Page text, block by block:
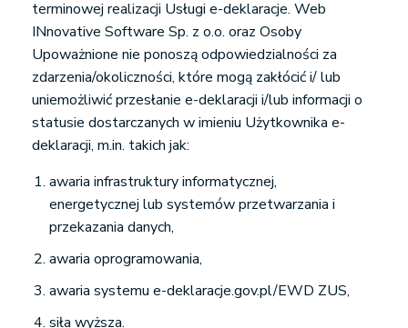
terminowej realizacji Usługi e-deklaracje. Web
INnovative Software Sp. z o.o. oraz Osoby
Upoważnione nie ponoszą odpowiedzialności za
zdarzenia/okoliczności, które mogą zakłócić i/ lub
uniemożliwić przesłanie e-deklaracji i/lub informacji o
statusie dostarczanych w imieniu Użytkownika e-
deklaracji, m.in. takich jak:
awaria infrastruktury informatycznej,
energetycznej lub systemów przetwarzania i
przekazania danych,
awaria oprogramowania,
awaria systemu e-deklaracje.gov.pl/EWD ZUS,
siła wyższa.